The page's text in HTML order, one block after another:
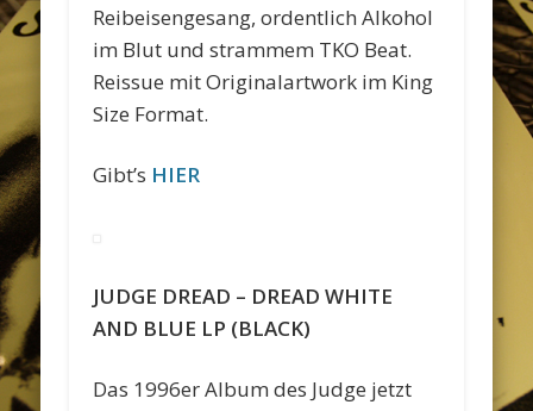
Reibeisengesang, ordentlich Alkohol
im Blut und strammem TKO Beat.
Reissue mit Originalartwork im King
Size Format.
Gibt’s HIER
JUDGE DREAD – DREAD WHITE
AND BLUE LP (BLACK)
Das 1996er Album des Judge jetzt